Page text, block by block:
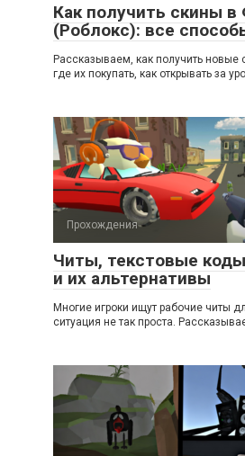
Как получить скины в
(Роблокс): все
Рассказываем, как получить новые
где их покупать, как открывать за
Прохождения
Читы, текстовые
и их альтернативы
Многие игроки ищут рабочие читы
ситуация не так проста.